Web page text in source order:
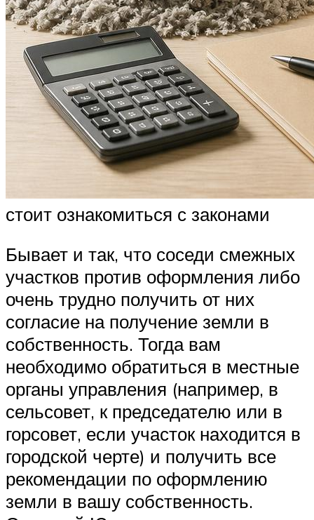
стоит ознакомиться с законами
Бывает и так, что соседи смежных
участков против оформления либо
очень трудно получить от них
согласие на получение земли в
собственность. Тогда вам
необходимо обратиться в местные
органы управления (например, в
сельсовет, к председателю или в
горсовет, если участок находится в
городской черте) и получить все
рекомендации по оформлению
земли в вашу собственность.